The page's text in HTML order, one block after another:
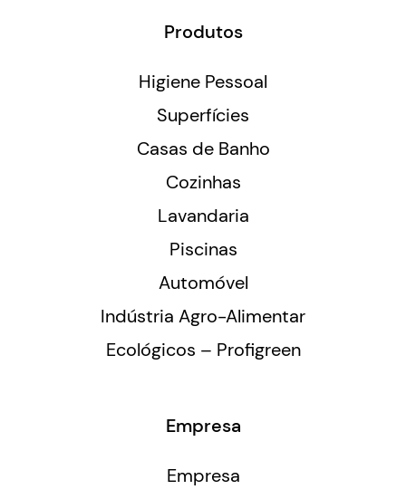
Produtos
Higiene Pessoal
Superfícies
Casas de Banho
Cozinhas
Lavandaria
Piscinas
Automóvel
Indústria Agro-Alimentar
Ecológicos – Profigreen
Empresa
Empresa